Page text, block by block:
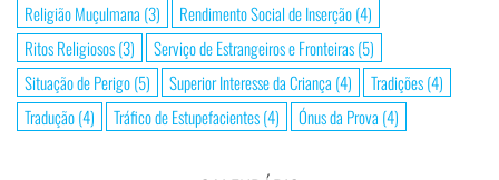
Religião Muçulmana (3) Rendimento Social de Inserção(4)
Ritos Religiosos(3) Serviço de Estrangeiros e Fronteiras(5)
Situação de Perigo(5) Superior Interesse da Criança (4) Tradições(4)
Tradução(4) Tráfico de Estupefacientes(4) Ónus da Prova (4)